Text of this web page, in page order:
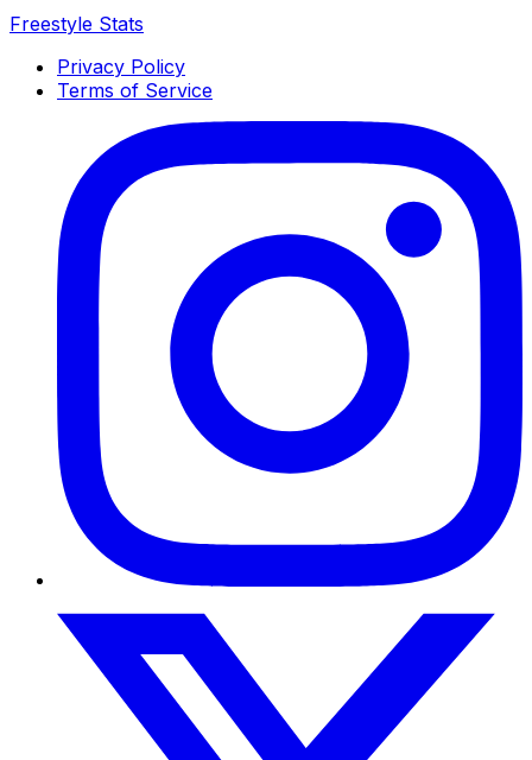
Freestyle Stats
Privacy Policy
Terms of Service